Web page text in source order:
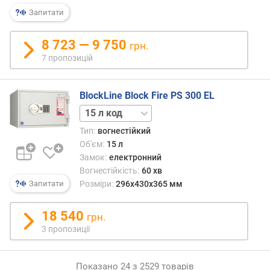
ц
і
м
и
с
т
а
м
м
)
ш
и
Запитати
8 723 — 9 750 грн.
7 пропозицій
Запитати
BlockLine Block Fire PS 300 EL
21 л
код
29 л
код
Тип: вогнестійкий
Об'єм: 15 л
Замок: електронний
Вогнестійкість: 60 хв
Розміри: 296х430х365 мм
18 540 грн.
3 пропозиції
Показано 24 з 2529 товарів